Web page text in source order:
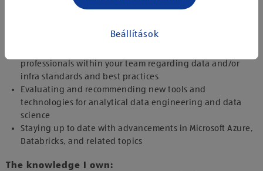
Working within an agile team to create technical features
Machine Learning Engineers
professionals within your team regarding data and/or
infra standards and best practices
Evaluating and recommending new tools and
technologies for analytical data engineering and data
science
Staying up to date with advancements in Microsoft Azure,
Databricks, and related topics
The knowledge I own:
Beállítások